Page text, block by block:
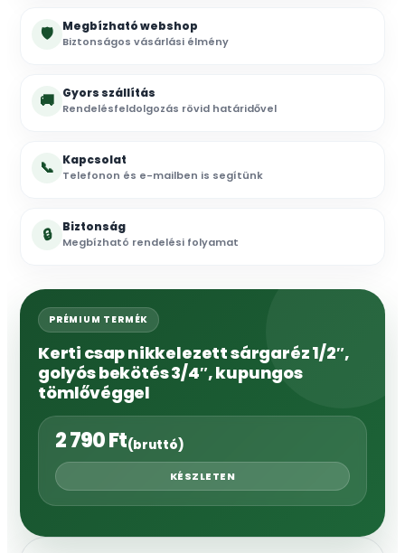
🛡 Megbízható webshop
Biztonságos vásárlási élmény
🚚 Gyors szállítás
Rendelésfeldolgozás rövid határidővel
📞 Kapcsolat
Telefonon és e-mailben is segítünk
🔒 Biztonság
Megbízható rendelési folyamat
PRÉMIUM TERMÉK
Kerti csap nikkelezett sárgaréz 1/2″,
golyós bekötés 3/4″, kupungos
tömlővéggel
2 790Ft(bruttó)
KÉSZLETEN